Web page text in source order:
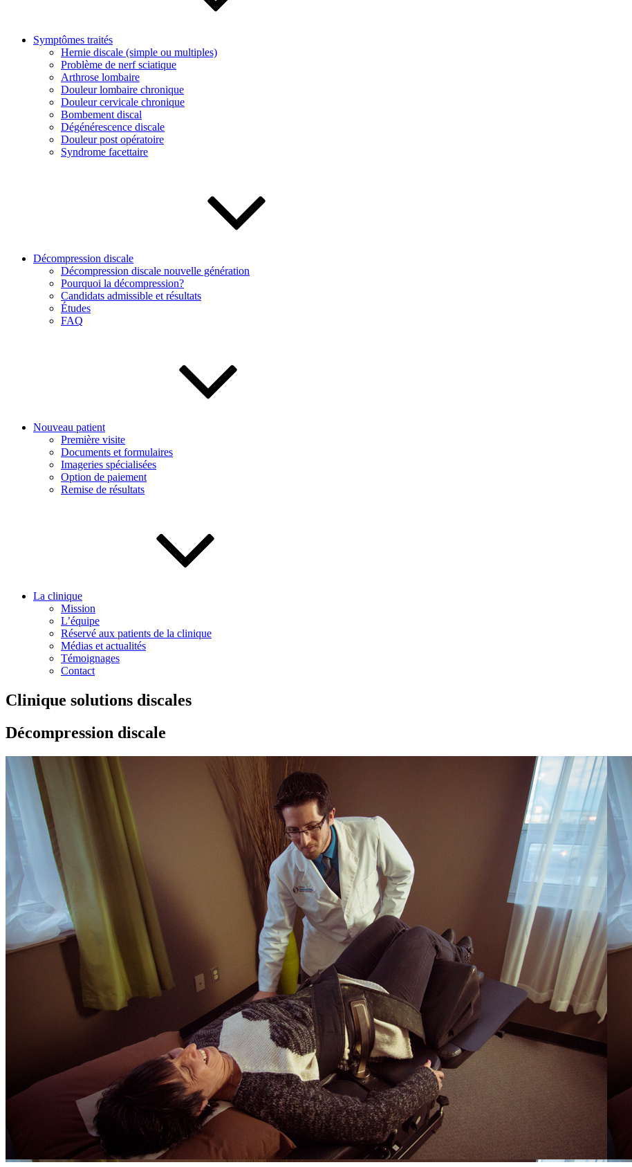
Symptômes traités
Hernie discale (simple ou multiples)
Problème de nerf sciatique
Arthrose lombaire
Douleur lombaire chronique
Douleur cervicale chronique
Bombement discal
Dégénérescence discale
Douleur post opératoire
Syndrome facettaire
Décompression discale
Décompression discale nouvelle génération
Pourquoi la décompression?
Candidats admissible et résultats
Études
FAQ
Nouveau patient
Première visite
Documents et formulaires
Imageries spécialisées
Option de paiement
Remise de résultats
La clinique
Mission
L’équipe
Réservé aux patients de la clinique
Médias et actualités
Témoignages
Contact
Clinique solutions discales
Décompression discale